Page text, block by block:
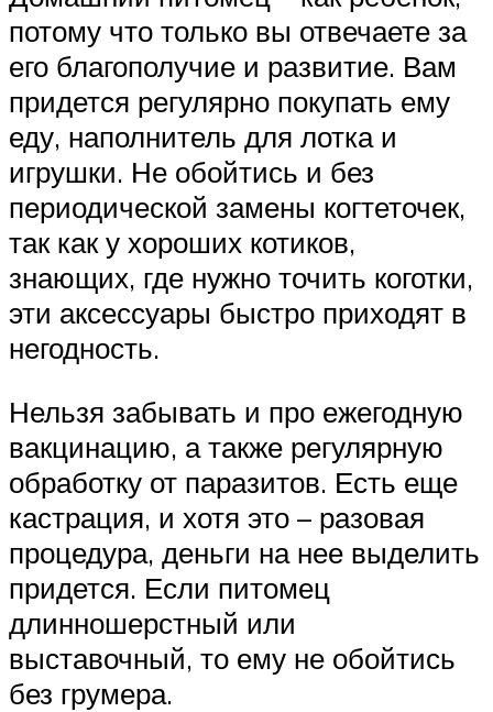
потому что только вы отвечаете за
его благополучие и развитие. Вам
придется регулярно покупать ему
еду, наполнитель для лотка и
игрушки. Не обойтись и без
периодической замены когтеточек,
так как у хороших котиков,
знающих, где нужно точить коготки,
эти аксессуары быстро приходят в
негодность.
Нельзя забывать и про ежегодную
вакцинацию, а также регулярную
обработку от паразитов. Есть еще
кастрация, и хотя это – разовая
процедура, деньги на нее выделить
придется. Если питомец
длинношерстный или
выставочный, то ему не обойтись
без грумера.